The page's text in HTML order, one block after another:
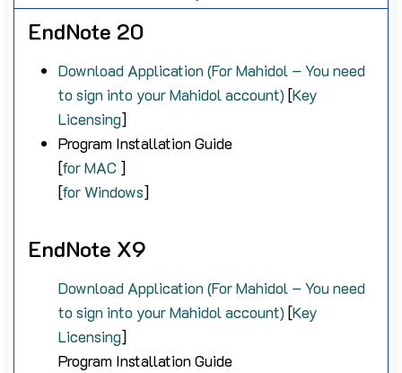
EndNote 20
Download Application (For Mahidol – You need
to sign into your Mahidol account)[Key
Licensing]
Program Installation Guide
[for MAC ]
[for Windows]
EndNote X9
Download Application (For Mahidol – You need
to sign into your Mahidol account)[Key
Licensing]
Program Installation Guide